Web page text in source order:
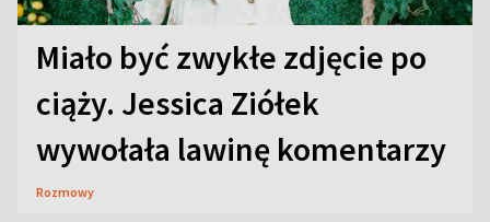
Miało być zwykłe zdjęcie po
ciąży. Jessica Ziółek
wywołała lawinę komentarzy
Rozmowy